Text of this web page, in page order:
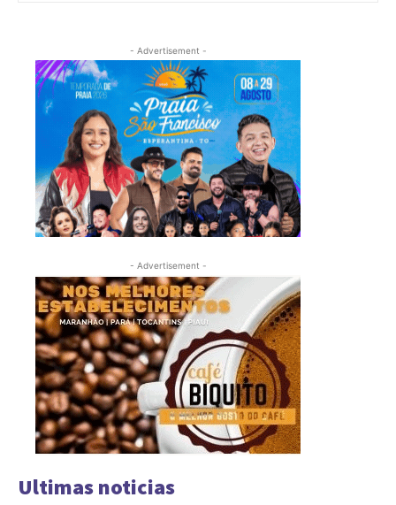
- Advertisement -
- Advertisement -
Ultimas noticias